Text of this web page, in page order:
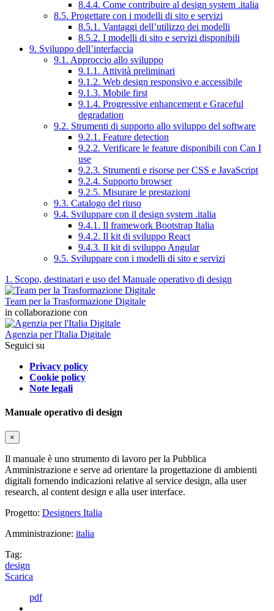
8.4.4. Come contribuire al design system .italia
8.5. Progettare con i modelli di sito e servizi
8.5.1. Vantaggi dell’utilizzo dei modelli
8.5.2. I modelli di sito e servizi disponibili
9. Sviluppo dell’interfaccia
9.1. Approccio allo sviluppo
9.1.1. Attività preliminari
9.1.2. Web design responsivo e accessibile
9.1.3. Mobile first
9.1.4. Progressive enhancement e Graceful
degradation
9.2. Strumenti di supporto allo sviluppo del software
9.2.1. Feature detection
9.2.2. Verificare le feature disponibili con Can I
use
9.2.3. Strumenti e risorse per CSS e JavaScript
9.2.4. Supporto browser
9.2.5. Misurare le prestazioni
9.3. Catalogo del riuso
9.4. Sviluppare con il design system .italia
9.4.1. Il framework Bootstrap Italia
9.4.2. Il kit di sviluppo React
9.4.3. Il kit di sviluppo Angular
9.5. Sviluppare con i modelli di sito e servizi
1. Scopo, destinatari e uso del Manuale operativo di design
Team per la Trasformazione Digitale
in collaborazione con
Agenzia per l'Italia Digitale
Seguici su
Privacy policy
Cookie policy
Note legali
Manuale operativo di design
×
Il manuale è uno strumento di lavoro per la Pubblica
Amministrazione e serve ad orientare la progettazione di ambienti
digitali fornendo indicazioni relative al service design, alla user
research, al content design e alla user interface.
Progetto: Designers Italia
Amministrazione: italia
Tag:
design
Scarica
pdf